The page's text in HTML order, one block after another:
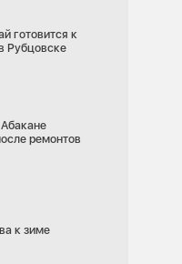
готовится к
Рубцовске
ремонтов
к зиме